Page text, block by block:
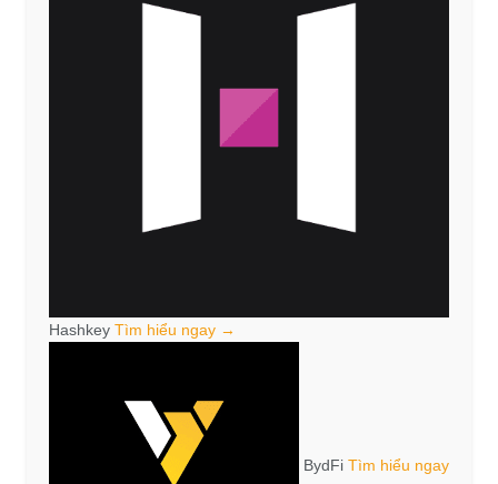
Hashkey Tìm hiểu ngay →
BydFi Tìm hiểu ngay